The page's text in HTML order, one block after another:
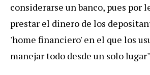
considerarse un banco, pues por
prestar el dinero de los
'home financiero' en el que los
manejar todo desde un solo